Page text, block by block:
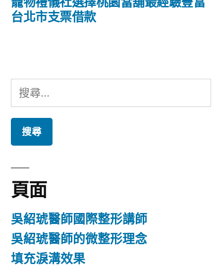
覽
篇
台北市支票借款
搜
尋
鍵
字:
頁面
吳紹琥醫師國際整形講師
吳紹琥醫師的微整形理念
填充淚溝效果